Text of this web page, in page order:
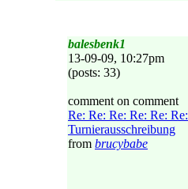
balesbenk1
13-09-09, 10:27pm
(posts: 33)
comment on comment
Re: Re: Re: Re: Re: Re:
Turnierausschreibung
from brucybabe